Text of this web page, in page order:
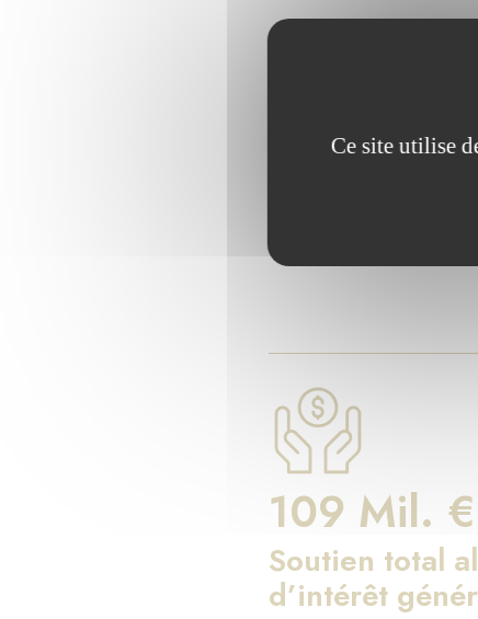
Les
109 Mil. €
Soutien total
d’intérêt
Ce site utilise